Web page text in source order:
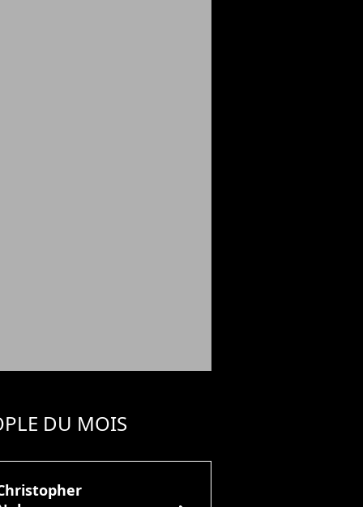
DU MOIS